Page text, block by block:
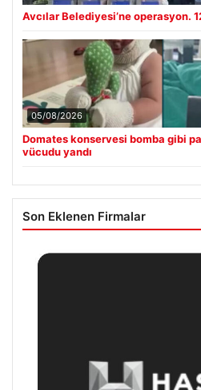
Avcılar Belediyesi’ne operasyon.
05/08/2026
Domates konservesi bomba gibi
vücudu yandı
Son Eklenen Firmalar